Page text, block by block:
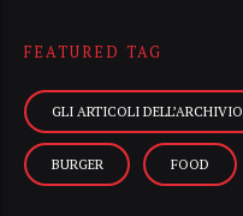
FEATURED TAG
GLI ARTICOLI DELL’ARCHIVIO
BURGER FOOD